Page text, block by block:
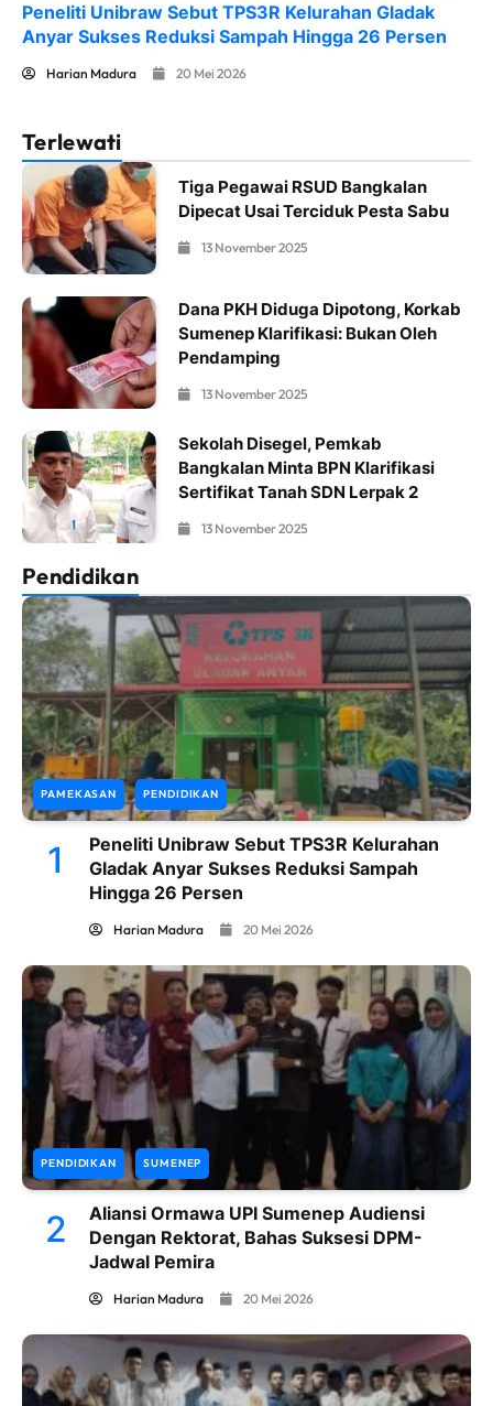
Peneliti Unibraw Sebut TPS3R Kelurahan Gladak
Anyar Sukses Reduksi Sampah Hingga 26 Persen
Harian Madura 20 Mei 2026
Terlewati
Tiga Pegawai RSUD Bangkalan
Dipecat Usai Terciduk Pesta Sabu
13 November 2025
Dana PKH Diduga Dipotong, Korkab
Sumenep Klarifikasi: Bukan Oleh
Pendamping
13 November 2025
Sekolah Disegel, Pemkab
Bangkalan Minta BPN Klarifikasi
Sertifikat Tanah SDN Lerpak 2
13 November 2025
Pendidikan
PAMEKASAN PENDIDIKAN
1
Peneliti Unibraw Sebut TPS3R Kelurahan
Gladak Anyar Sukses Reduksi Sampah
Hingga 26 Persen
Harian Madura 20 Mei 2026
PENDIDIKAN SUMENEP
2
Aliansi Ormawa UPI Sumenep Audiensi
Dengan Rektorat, Bahas Suksesi DPM-
Jadwal Pemira
Harian Madura 20 Mei 2026